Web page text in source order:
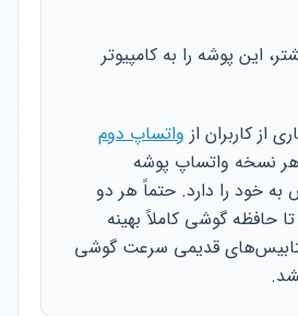
این پوشه را به کامپیوتر
واتساپ دوم
نسخه واتساپ پوشه
خود را دارد. حتماً هر دو
حافظه گوشی کاملاً بهینه
قدیمی سرعت گوشی